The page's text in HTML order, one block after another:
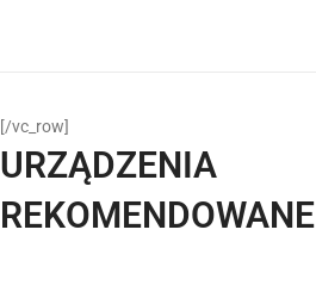
[/vc_row]
URZĄDZENIA
REKOMENDOWANE